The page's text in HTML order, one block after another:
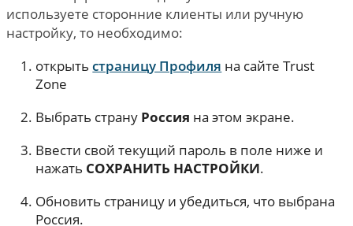
используете сторонние клиенты или ручную
настройку, то необходимо:
открытьстраницу Профиля на сайте Trust
Zone
Выбрать страну Россия на этом экране.
Ввести свой текущий пароль в поле ниже и
нажать СОХРАНИТЬ НАСТРОЙКИ.
Обновить страницу и убедиться, что выбрана
Россия.